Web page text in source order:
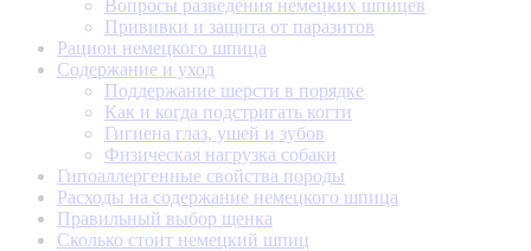
Вопросы разведения немецких шпицев
Прививки и защита от паразитов
Рацион немецкого шпица
Содержание и уход
Поддержание шерсти в порядке
Как и когда подстригать когти
Гигиена глаз, ушей и зубов
Физическая нагрузка собаки
Гипоаллергенные свойства породы
Расходы на содержание немецкого шпица
Правильный выбор щенка
Сколько стоит немецкий шпиц